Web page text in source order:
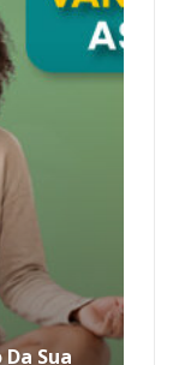
Sua